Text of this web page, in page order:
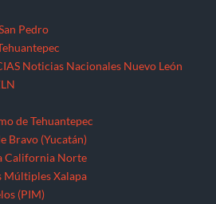
Pedro
Noticias Nacionales Nuevo León
de Tehuantepec
Bravo (Yucatán)
California Norte
Múltiples Xalapa
(PIM)